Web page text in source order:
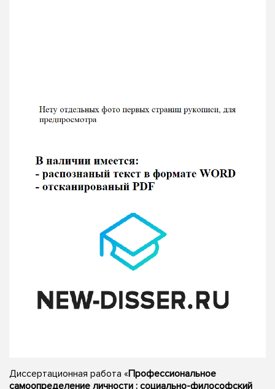
Диссертационная работа «Профессиональное
самоопределение личности : социально-философский